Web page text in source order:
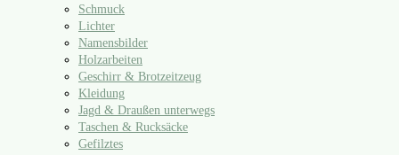
Schmuck
Lichter
Namensbilder
Holzarbeiten
Geschirr & Brotzeitzeug
Kleidung
Jagd & Draußen unterwegs
Taschen & Rucksäcke
Gefilztes